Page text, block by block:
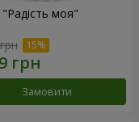
"Радість моя"
Замовити